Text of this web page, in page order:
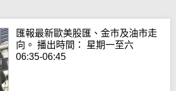
匯報最新歐美股匯、金市及油市走
向。 播出時間： 星期一至六
06:35-06:45